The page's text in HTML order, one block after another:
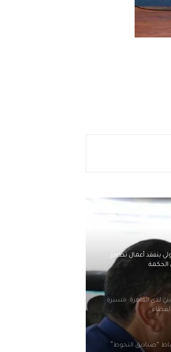
والأجنبية مقابل
لدى القاهرة: مسيرة
“صناديق التحوط”
التعليم: بدء العام الدراسي الجديد 12 سبتمبر المقبل